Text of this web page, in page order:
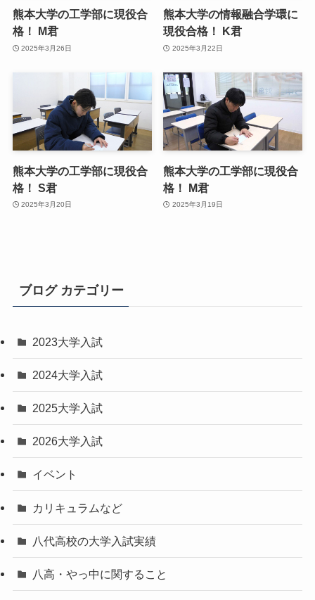
熊本大学の工学部に現役合
格！ M君
2025年3月26日
熊本大学の情報融合学環に
現役合格！ K君
2025年3月22日
熊本大学の工学部に現役合
格！ S君
2025年3月20日
熊本大学の工学部に現役合
格！ M君
2025年3月19日
ブログ カテゴリー
2023大学入試
2024大学入試
2025大学入試
2026大学入試
イベント
カリキュラムなど
八代高校の大学入試実績
八高・やっ中に関すること